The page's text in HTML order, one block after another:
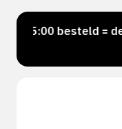
15:00 besteld =